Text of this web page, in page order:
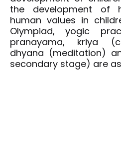
the development of
human values in
Olympiad, yogic
pranayama, kriya
dhyana (meditation)
secondary stage) are